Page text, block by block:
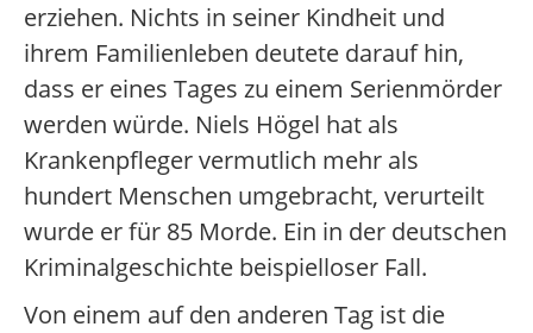
erziehen. Nichts in seiner Kindheit und
ihrem Familienleben deutete darauf hin,
dass er eines Tages zu einem Serienmörder
werden würde. Niels Högel hat als
Krankenpfleger vermutlich mehr als
hundert Menschen umgebracht, verurteilt
wurde er für 85 Morde. Ein in der deutschen
Kriminalgeschichte beispielloser Fall.
Von einem auf den anderen Tag ist die